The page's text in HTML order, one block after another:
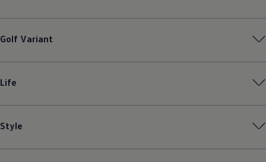
Golf Variant
Life
Style